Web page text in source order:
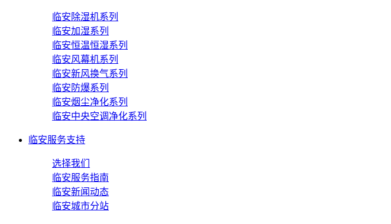
临安除湿机系列
临安加湿系列
临安恒温恒湿系列
临安风幕机系列
临安新风换气系列
临安防爆系列
临安烟尘净化系列
临安中央空调净化系列
临安服务支持
选择我们
临安服务指南
临安新闻动态
临安城市分站